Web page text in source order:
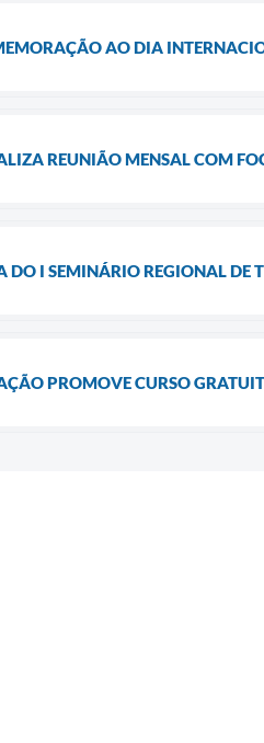
AO DIA
REUNIÃO MENSAL COM
DO I SEMINÁRIO REGIONAL
PROMOVE CURSO